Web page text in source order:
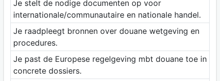
Je stelt de nodige documenten op voor
internationale/communautaire en nationale handel.
Je raadpleegt bronnen over douane wetgeving en
procedures.
Je past de Europese regelgeving mbt douane toe in
concrete dossiers.